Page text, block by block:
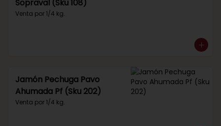
Sopraval (Sku 108)
Venta por 1/4 kg.
Jamón Pechuga Pavo
Ahumada Pf (Sku 202)
Venta por 1/4 kg.